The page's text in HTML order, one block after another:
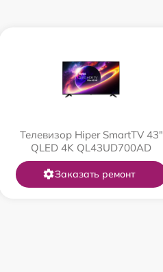
Телевизор Hiper SmartTV 43"
QLED 4K QL43UD700AD
Заказать ремонт